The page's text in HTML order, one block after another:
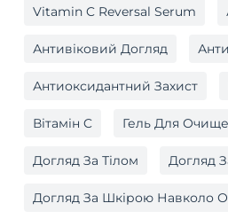
Vitamin C Reversal Serum
Антивіковий Догляд
Антиоксидантний Захист
Вітамін C Гель Для
Догляд За Тілом Догляд
Догляд За Шкірою Навколо